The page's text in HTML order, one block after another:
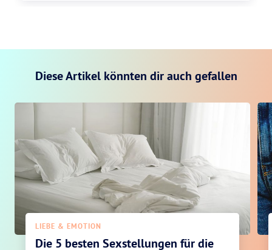
Diese Artikel könnten dir auch gefallen
LIEBE & EMOTION
Die 5 besten Sexstellungen für die